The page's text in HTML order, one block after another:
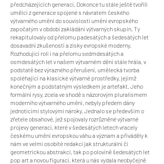
předcházejících generací. Dokonce tu stále ještě tvořili
umělci z generace spojené s návratem českého
výtvarného umění do souvislostí umění evropského
započatým v období zakládání výtvarných skupin. Ty
rekapitulovaly od přelomu padesátých a šedesátých let
dosavadní zkušenosti a zisky evropské moderny.
Rozhodující roli i na přelomu sedmdesátých a
osmdesátých let v našem výtvarném dění stále hrála, v
podstatě bez výrazného přerušení, umělecká tvorba
spoléhající na klasické výtvarné prostředky, jejímž
konečným a podstatným výsledkem je artefakt. Jeho
formální rysy, zcela ve shodě s názorovým pluralismem
moderního výtvarného umění, nebyly předem dány
jednotícími stylovými nároky. Jednalo se především o
zřetele obsahové, jež spojovaly rozrůzněné výtvarné
projevy generací, které v šedesátých letech vracely
českému umění evropskou váhu a význam a přiváděly k
nám ve velmi osobité redakci jak strukturální či
geometrickou abstrakci, tak po polovině šedesátých let
pop art a novou figuraci, která u nás vydala neobyčejně